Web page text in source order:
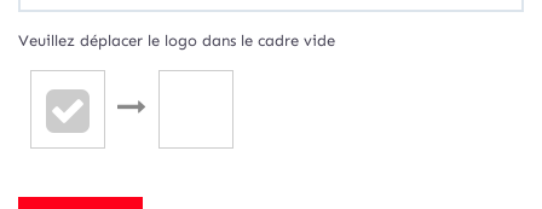
Veuillez déplacer le logo dans le cadre vide